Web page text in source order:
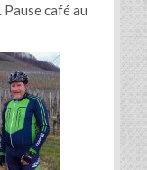
café au